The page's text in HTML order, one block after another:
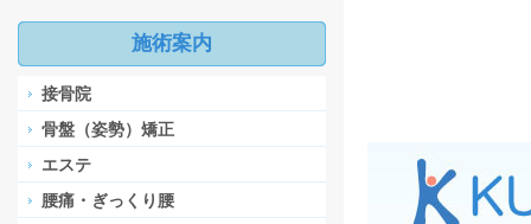
施術案内
接骨院
骨盤（姿勢）矯正
エステ
腰痛・ぎっくり腰